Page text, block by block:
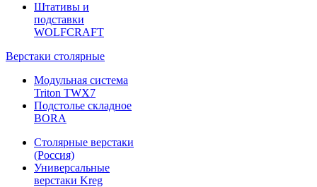
Штативы и
подставки
WOLFCRAFT
Верстаки столярные
Модульная система
Triton TWX7
Подстолье складное
BORA
Столярные верстаки
(Россия)
Универсальные
верстаки Kreg